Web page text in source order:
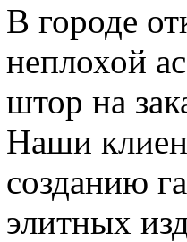
В городе
неплохой
штор на
Наши
созданию
элитных